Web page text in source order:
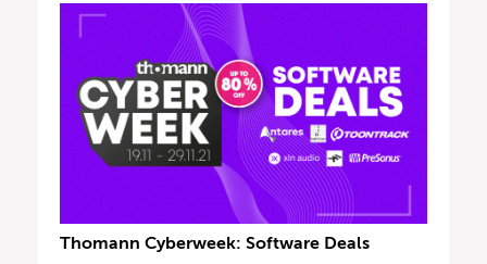
Thomann Cyberweek: Software Deals